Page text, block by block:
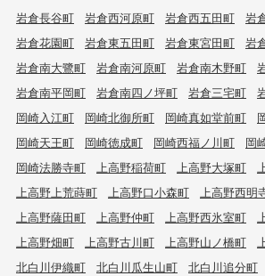
岩倉長谷町
岩倉西河原町 岩倉西五田町 岩
岩倉花園町
岩倉東五田町 岩倉東宮田町 岩
岩倉南大鷺町
岩倉南河原町 岩倉南木野町
岩倉南平岡町
岩倉南四ノ坪町 岩倉三宅町
岡崎入江町
岡崎北御所町 岡崎真如堂前町
岡崎天王町
岡崎徳成町 岡崎西福ノ川町
岡
岡崎法勝寺町
上高野稲荷町 上高野大塚町
上高野上荒蒔町
上高野口小森町 上高野西明
上高野薩田町
上高野仲町 上高野西氷室町
上高野畑町
上高野古川町 上高野山ノ橋町
北白川伊織町
北白川瓜生山町 北白川追分町